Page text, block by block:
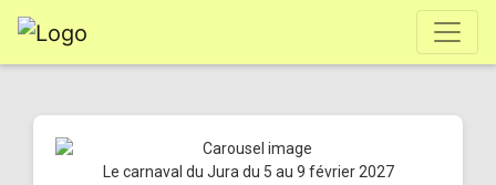
Le carnaval du Jura du 5 au 9 février 2027